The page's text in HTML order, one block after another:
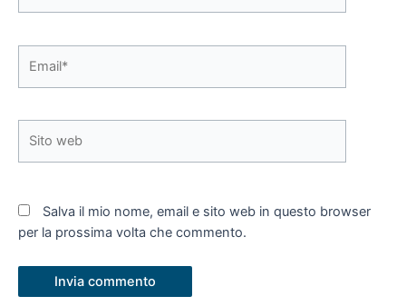
web
Salva il mio nome, email e sito web in questo browser
per la prossima volta che commento.